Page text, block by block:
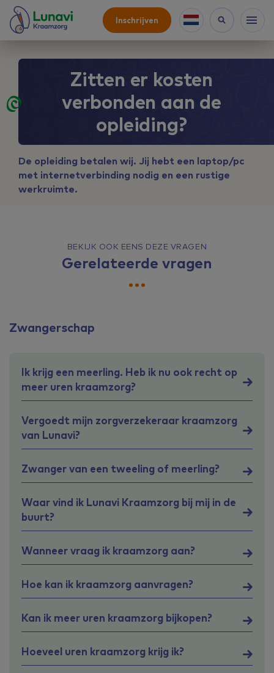
Inschrijven
Zitten er kosten
verbonden aan de
opleiding?
De opleiding betalen wij. Jij hebt een laptop/pc
met internetverbinding nodig en een rustige
werkruimte.
BEKIJK OOK EENS DEZE VRAGEN
Gerelateerde vragen
Zwangerschap
Ik krijg een meerling. Heb ik nu ook recht op
meer uren kraamzorg?
Vergoedt mijn zorgverzekeraar kraamzorg
van Lunavi?
Zwanger van een tweeling of meerling?
Waar vind ik Lunavi Kraamzorg bij mij in de
buurt?
Wanneer vraag ik kraamzorg aan?
Hoe kan ik kraamzorg aanvragen?
Kan ik meer uren kraamzorg bijkopen?
Hoeveel uren kraamzorg krijg ik?